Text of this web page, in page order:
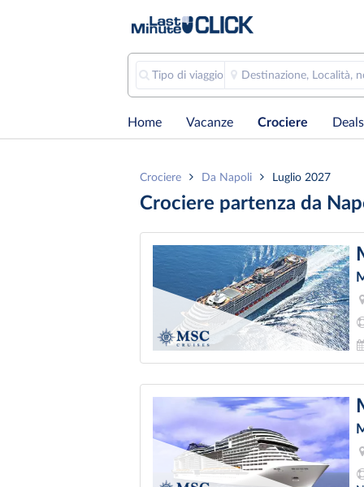
Tipo di viaggio Destinazione, Località,
Home Vacanze Crociere Deals
Crociere Da Napoli Luglio 2027
Crociere partenza da